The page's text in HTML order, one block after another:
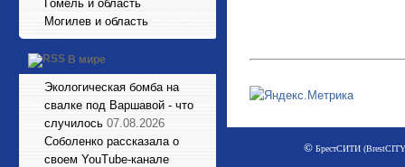
Гомель и область
Могилев и область
В мире
Экологическая бомба на
свалке под Варшавой - что
случилось 07.08.2026
Соболенко рассказала о
своем YouTube-канале
©БрестСИТИ (BrestCITY)